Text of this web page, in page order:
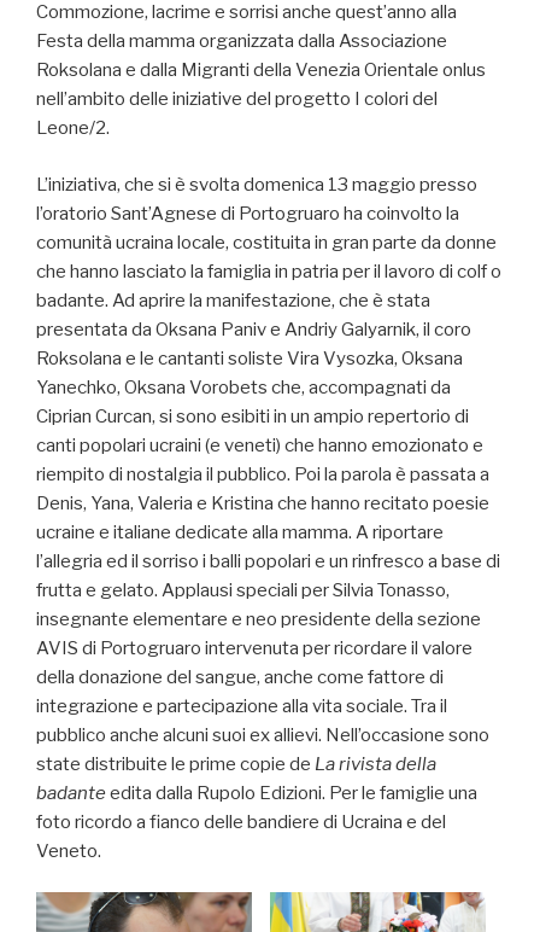
Commozione, lacrime e sorrisi anche quest’anno alla
Festa della mamma organizzata dalla Associazione
Roksolana e dalla Migranti della Venezia Orientale onlus
nell’ambito delle iniziative del progetto I colori del
Leone/2.
L’iniziativa, che si è svolta domenica 13 maggio presso
l’oratorio Sant’Agnese di Portogruaro ha coinvolto la
comunità ucraina locale, costituita in gran parte da donne
che hanno lasciato la famiglia in patria per il lavoro di colf o
badante. Ad aprire la manifestazione, che è stata
presentata da Oksana Paniv e Andriy Galyarnik, il coro
Roksolana e le cantanti soliste Vira Vysozka, Oksana
Yanechko, Oksana Vorobets che, accompagnati da
Ciprian Curcan, si sono esibiti in un ampio repertorio di
canti popolari ucraini (e veneti) che hanno emozionato e
riempito di nostalgia il pubblico. Poi la parola è passata a
Denis, Yana, Valeria e Kristina che hanno recitato poesie
ucraine e italiane dedicate alla mamma. A riportare
l’allegria ed il sorriso i balli popolari e un rinfresco a base di
frutta e gelato. Applausi speciali per Silvia Tonasso,
insegnante elementare e neo presidente della sezione
AVIS di Portogruaro intervenuta per ricordare il valore
della donazione del sangue, anche come fattore di
integrazione e partecipazione alla vita sociale. Tra il
pubblico anche alcuni suoi ex allievi. Nell’occasione sono
state distribuite le prime copie de La rivista della
badante edita dalla Rupolo Edizioni. Per le famiglie una
foto ricordo a fianco delle bandiere di Ucraina e del
Veneto.